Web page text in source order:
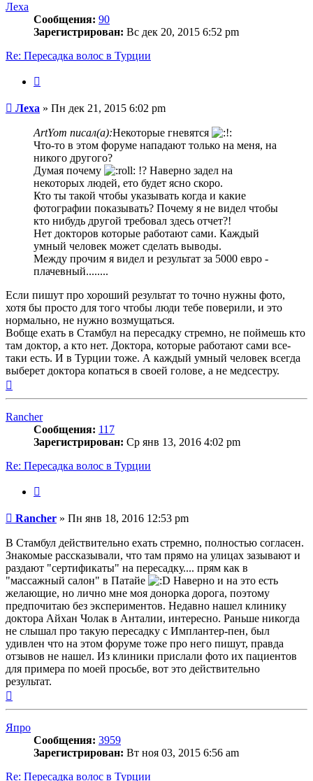
Леха
Сообщения: 90
Зарегистрирован: Вс дек 20, 2015 6:52 pm
Re: Пересадка волос в Турции
Сообщение
Леха » Пн дек 21, 2015 6:02 pm
ArtYom писал(а):Некоторые гневятся
Что-то в этом форуме нападают только на меня, на
никого другого?
Думая почему
!? Наверно задел на
некоторых людей, ето будет ясно скоро.
Кто ты такой чтобы указывать когда и какие
фотографии показывать? Почему я не видел чтобы
кто нибудь другой требовал здесь отчет?!
Нет докторов которые работают сами. Каждый
умный человек может сделать выводы.
Между прочим я видел и результат за 5000 евро -
плачевный........
Если пишут про хороший результат то точно нужны фото,
хотя бы просто для того чтобы люди тебе поверили, и это
нормально, не нужно возмущаться.
Вобще ехать в Стамбул на пересадку стремно, не поймешь кто
там доктор, а кто нет. Доктора, которые работают сами все-
таки есть. И в Турции тоже. А каждый умный человек всегда
выберет доктора копаться в своей голове, а не медсестру.
Rancher
Сообщения: 117
Зарегистрирован: Ср янв 13, 2016 4:02 pm
Re: Пересадка волос в Турции
Сообщение
Rancher » Пн янв 18, 2016 12:53 pm
В Стамбул действительно ехать стремно, полностью согласен.
Знакомые рассказывали, что там прямо на улицах зазывают и
раздают "сертификаты" на пересадку.... прям как в
"массажный салон" в Патайе
Наверно и на это есть
желающие, но лично мне моя донорка дорога, поэтому
предпочитаю без экспериментов. Недавно нашел клинику
доктора Айхан Чолак в Анталии, интересно. Раньше никогда
не слышал про такую пересадку с Имплантер-пен, был
удивлен что на этом форуме тоже про него пишут, правда
отзывов не нашел. Из клиники прислали фото их пациентов
для примера по моей просьбе, вот это действительно
результат.
Япро
Сообщения: 3959
Зарегистрирован: Вт ноя 03, 2015 6:56 am
Re: Пересадка волос в Турции